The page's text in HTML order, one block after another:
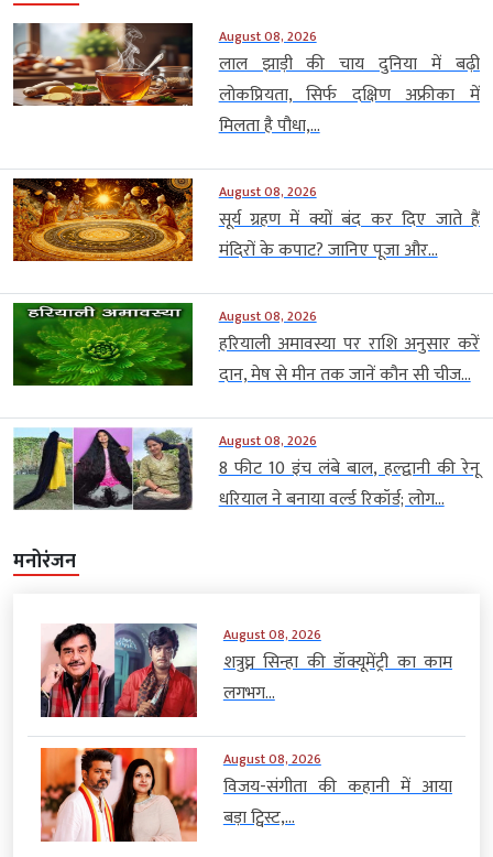
August 08, 2026
लाल झाड़ी की चाय दुनिया में बढ़ी
लोकप्रियता, सिर्फ दक्षिण अफ्रीका में
मिलता है पौधा,...
August 08, 2026
सूर्य ग्रहण में क्यों बंद कर दिए जाते हैं
मंदिरों के कपाट? जानिए पूजा और...
August 08, 2026
हरियाली अमावस्या पर राशि अनुसार करें
दान, मेष से मीन तक जानें कौन सी चीज...
August 08, 2026
8 फीट 10 इंच लंबे बाल, हल्द्वानी की रेनू
धरियाल ने बनाया वर्ल्ड रिकॉर्ड; लोग...
मनोरंजन
August 08, 2026
शत्रुघ्न सिन्हा की डॉक्यूमेंट्री का काम
लगभग...
August 08, 2026
विजय-संगीता की कहानी में आया
बड़ा ट्विस्ट,...